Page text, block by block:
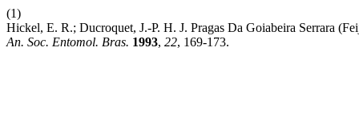
(1)
Hickel, E. R.; Ducroquet, J.-P. H. J. Pragas Da Goiabeira Serrara
An. Soc. Entomol. Bras. 1993, 22, 169-173.